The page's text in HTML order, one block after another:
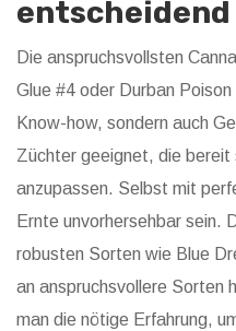
entscheidend
Die anspruchsvollsten
Glue #4 oder Durban
Know-how, sondern auch
Züchter geeignet, die bereit
anzupassen. Selbst mit
Ernte unvorhersehbar sein.
robusten Sorten wie Blue
an anspruchsvollere Sorten
man die nötige Erfahrung,